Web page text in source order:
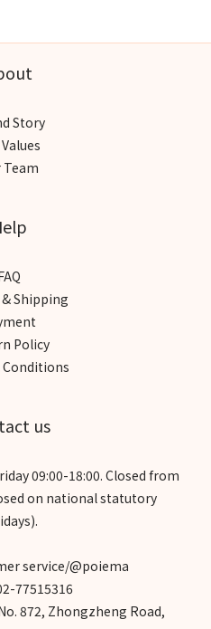
Story
Team
Shipping
Policy
Conditions
us
09:00-18:00. Closed from
on national statutory
service/@poiema
77515316
872, Zhongzheng Road,